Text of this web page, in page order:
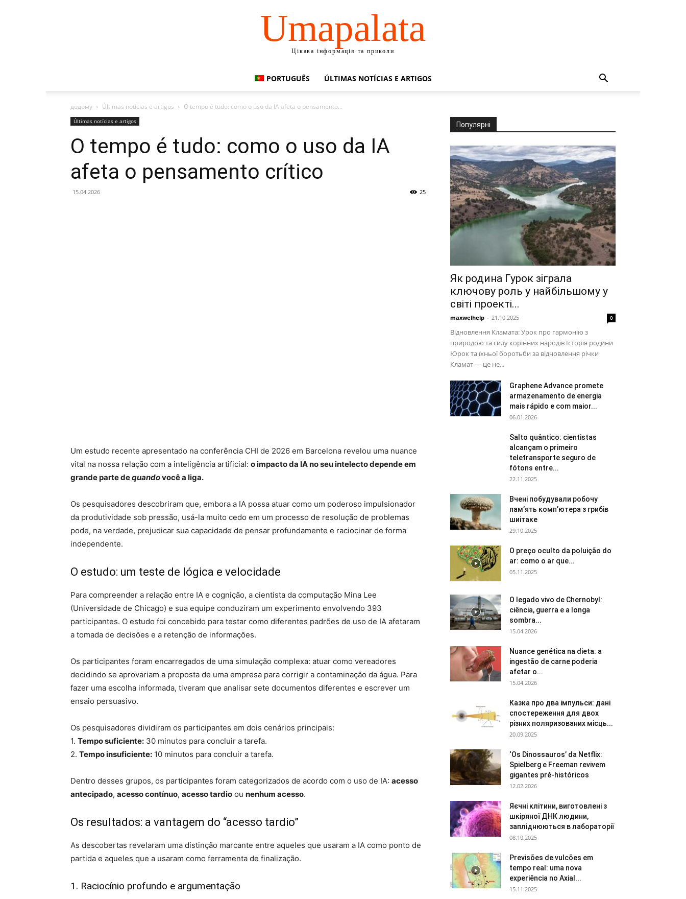
Umapalata
Цікава інформація та приколи
PORTUGUÊS ÚLTIMAS NOTÍCIAS E ARTIGOS
додому Últimas notícias e artigos O tempo é tudo: como o uso da IA afeta o pensamento...
Últimas notícias e artigos
O tempo é tudo: como o uso da IA
afeta o pensamento crítico
15.04.2026 25
Um estudo recente apresentado na conferência CHI de 2026 em Barcelona revelou uma nuance
vital na nossa relação com a inteligência artificial: o impacto da IA no seu intelecto depende em
grande parte dequandovocê a liga.
Os pesquisadores descobriram que, embora a IA possa atuar como um poderoso impulsionador
da produtividade sob pressão, usá-la muito cedo em um processo de resolução de problemas
pode, na verdade, prejudicar sua capacidade de pensar profundamente e raciocinar de forma
independente.
O estudo: um teste de lógica e velocidade
Para compreender a relação entre IA e cognição, a cientista da computação Mina Lee
(Universidade de Chicago) e sua equipe conduziram um experimento envolvendo 393
participantes. O estudo foi concebido para testar como diferentes padrões de uso de IA afetaram
a tomada de decisões e a retenção de informações.
Os participantes foram encarregados de uma simulação complexa: atuar como vereadores
decidindo se aprovariam a proposta de uma empresa para corrigir a contaminação da água. Para
fazer uma escolha informada, tiveram que analisar sete documentos diferentes e escrever um
ensaio persuasivo.
Os pesquisadores dividiram os participantes em dois cenários principais:
1. Tempo suficiente: 30 minutos para concluir a tarefa.
2. Tempo insuficiente: 10 minutos para concluir a tarefa.
Dentro desses grupos, os participantes foram categorizados de acordo com o uso de IA: acesso
antecipado, acesso contínuo, acesso tardio ou nenhum acesso.
Os resultados: a vantagem do “acesso tardio”
As descobertas revelaram uma distinção marcante entre aqueles que usaram a IA como ponto de
partida e aqueles que a usaram como ferramenta de finalização.
1. Raciocínio profundo e argumentação
Популярні
Як родина Гурок зіграла
ключову роль у найбільшому у
світі проекті...
maxwelhelp - 21.10.2025 0
Відновлення Кламата: Урок про гармонію з
природою та силу корінних народів Історія родини
Юрок та їхньої боротьби за відновлення річки
Кламат — це не...
Graphene Advance promete
armazenamento de energia
mais rápido e com maior...
06.01.2026
Salto quântico: cientistas
alcançam o primeiro
teletransporte seguro de
fótons entre...
22.11.2025
Вчені побудували робочу
пам’ять комп’ютера з грибів
шиітаке
29.10.2025
O preço oculto da poluição do
ar: como o ar que...
05.11.2025
O legado vivo de Chernobyl:
ciência, guerra e a longa
sombra...
15.04.2026
Nuance genética na dieta: a
ingestão de carne poderia
afetar o...
15.04.2026
Казка про два імпульси: дані
спостереження для двох
різних поляризованих місць...
20.09.2025
‘Os Dinossauros’ da Netflix:
Spielberg e Freeman revivem
gigantes pré-históricos
12.02.2026
Яєчні клітини, виготовлені з
шкіряної ДНК людини,
запліднюються в лабораторії
08.10.2025
Previsões de vulcões em
tempo real: uma nova
experiência no Axial...
15.11.2025